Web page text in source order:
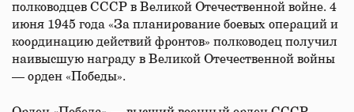
полководцев СССР в Великой Отечественной войне. 4
июня 1945 года «За планирование боевых операций и
координацию действий фронтов» полководец получил
наивысшую награду в Великой Отечественной войны
— орден «Победы».